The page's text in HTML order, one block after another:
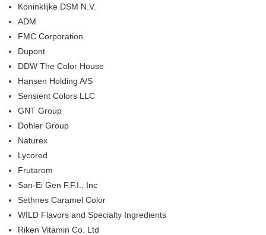
Koninklijke DSM N.V.
ADM
FMC Corporation
Dupont
DDW The Color House
Hansen Holding A/S
Sensient Colors LLC
GNT Group
Dohler Group
Naturex
Lycored
Frutarom
San-Ei Gen F.F.I., Inc
Sethnes Caramel Color
WILD Flavors and Specialty Ingredients
Riken Vitamin Co. Ltd